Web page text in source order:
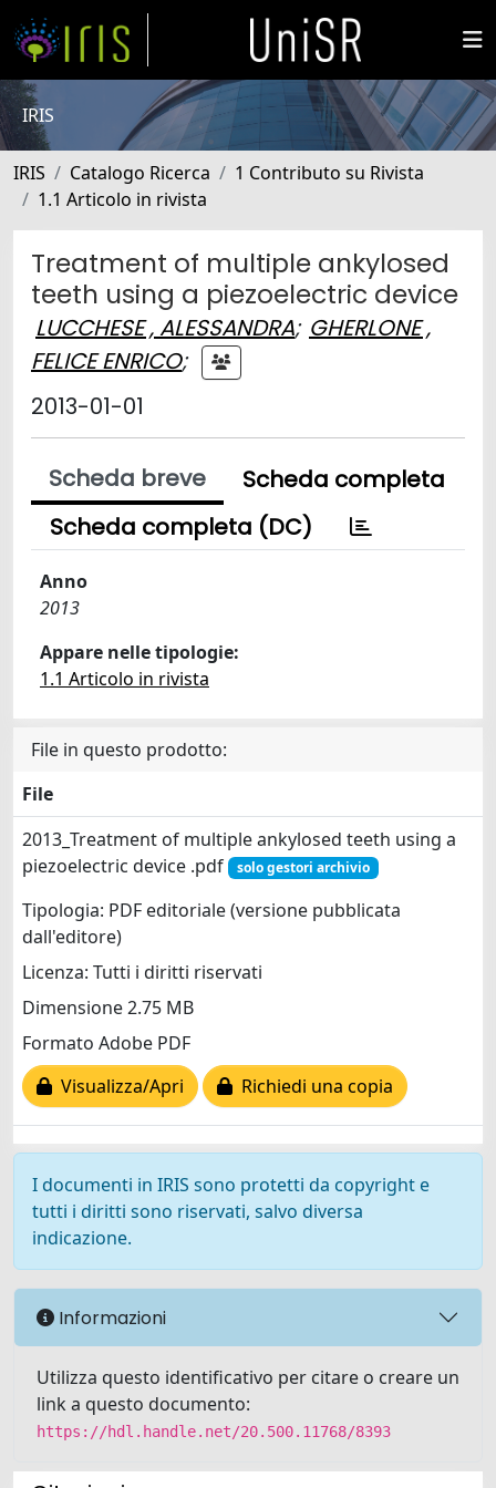
IRIS
IRIS Catalogo Ricerca
1 Contributo su Rivista
1.1 Articolo in rivista
Treatment of multiple ankylosed
teeth using a piezoelectric device
LUCCHESE , ALESSANDRA; GHERLONE ,
FELICE ENRICO;
2013-01-01
Scheda breve
Scheda completa
Scheda completa (DC)
Anno
2013
Appare nelle tipologie:
1.1 Articolo in rivista
File in questo prodotto:
File
2013_Treatment of multiple ankylosed teeth using a
piezoelectric device .pdf
solo gestori archivio
Tipologia: PDF editoriale (versione pubblicata
dall'editore)
Licenza: Tutti i diritti riservati
Dimensione 2.75 MB
Formato Adobe PDF
Visualizza/Apri
Richiedi una copia
I documenti in IRIS sono protetti da copyright e
tutti i diritti sono riservati, salvo diversa
indicazione.
Informazioni
Utilizza questo identificativo per citare o creare un
link a questo documento:
https://hdl.handle.net/20.500.11768/8393